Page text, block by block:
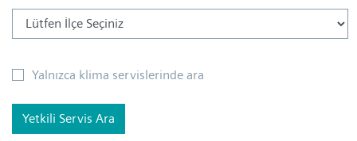
Yalnızca klima servislerinde ara
Yetkili Servis Ara